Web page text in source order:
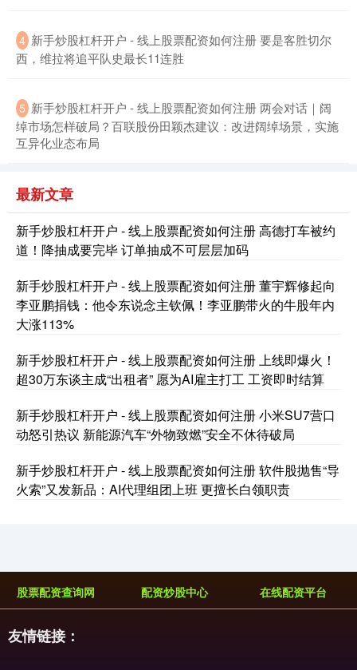
北证50 1129.72 +6.84 +0.61%
创业板指 3577.20 +61.64 +1.75%
国债指数 229.64 +0.05 +0.02%
4 新手炒股杠杆开户 - 线上股票配资如何注册 要是客胜切尔
西，维拉将追平队史最长11连胜
5 新手炒股杠杆开户 - 线上股票配资如何注册 两会对话｜阔
绰市场怎样破局？百联股份田颖杰建议：改进阔绰场景，实施
互异化业态布局
最新文章
新手炒股杠杆开户 - 线上股票配资如何注册 高德打车被约
道！降抽成要完毕 订单抽成不可层层加码
新手炒股杠杆开户 - 线上股票配资如何注册 董宇辉修起向
李亚鹏捐钱：他令东说念主钦佩！李亚鹏带火的牛股年内
大涨113%
新手炒股杠杆开户 - 线上股票配资如何注册 上线即爆火！
超30万东谈主成“出租者” 愿为AI雇主打工 工资即时结算
新手炒股杠杆开户 - 线上股票配资如何注册 小米SU7营口
动怒引热议 新能源汽车“外物致燃”安全不休待破局
新手炒股杠杆开户 - 线上股票配资如何注册 软件股抛售“导
火索”又发新品：AI代理组团上班 更擅长白领职责
股票配资查询网 配资炒股中心 在线配资平台
友情链接：